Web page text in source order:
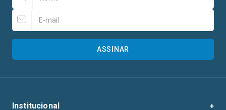
ASSINAR
Institucional +